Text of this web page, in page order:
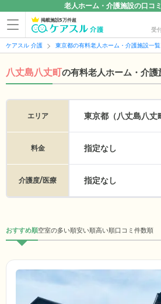
老人ホーム・介護施設の口コ
掲載施設5万件超
受
ケアスル 介護 東京都の有料老人ホーム・介護施設一覧
八丈島八丈町の有料老人ホーム・介護
エリア 東京都（八丈島八丈
料金 指定なし
介護度/医療 指定なし
おすすめ順空室の多い順安い順高い順口コミ件数順